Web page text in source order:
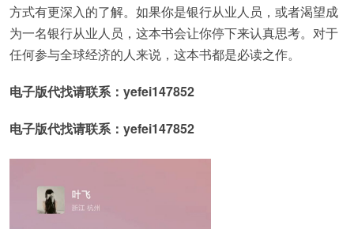
方式有更深入的了解。如果你是银行从业人员，或者渴望成
为一名银行从业人员，这本书会让你停下来认真思考。对于
任何参与全球经济的人来说，这本书都是必读之作。
电子版代找请联系：yefei147852
电子版代找请联系：yefei147852